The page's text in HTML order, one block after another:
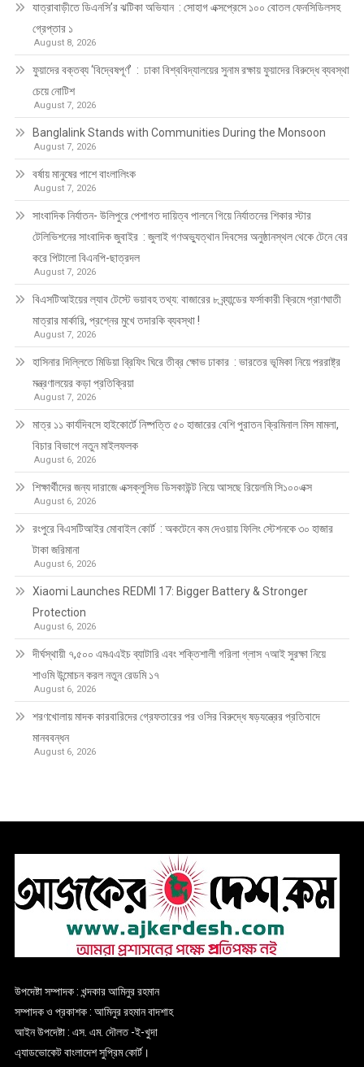
যাত্রাবাড়ীতে ডিএনসি’র ঝটিকা অভিযান : সোহাগ এক্সপ্রেসে ১০০ বোতল ফেনসিডিলসহ
গ্রেপ্তার ১
August 8, 2026
ফুয়াদের বক্তব্য ‘বিদ্বেষপূর্ণ’ : ঢাকা বিশ্ববিদ্যালয়ের সুনাম রক্ষায় ফুয়াদের বিরুদ্ধে ব্যবস্থা
চেয়ে নোটিশ
August 7, 2026
Banglalink Stands with Communities During the Monsoon
August 7, 2026
বর্ষায় মানুষের পাশে বাংলালিংক
August 7, 2026
সাংবাদিক নির্যাতন- উলিপুরে পেশাগত দায়িত্ব পালনে গিয়ে নির্যাতনের শিকার স্টার
টেলিভিশনের সাংবাদিক জুবাইর : জুলাই গণঅভ্যুত্থান দিবসের অনুষ্ঠানস্থল থেকে টেনে বের
করে পিটালো বিএনপি-ছাত্রদল
August 7, 2026
বিএসটিআইয়ের ল্যাব টেস্টে ভয়াবহ তথ্য: বাজারের ৮ ব্র্যান্ডের ফর্সাকারী ক্রিমে প্রাণঘাতী
মাত্রার মার্কারি, প্রশ্নের মুখে তদারকি ব্যবস্থা !
August 7, 2026
হাসিনার দিল্লিতে মিডিয়া ব্রিফিং ঘিরে তীব্র ক্ষোভ ঢাকার : ভারতের ভূমিকা নিয়ে পররাষ্ট্র
মন্ত্রণালয়ের কড়া প্রতিক্রিয়া
August 7, 2026
মাত্র ১১ কার্যদিবসে হাইকোর্টে নিষ্পত্তি ৫০ হাজারের বেশি পুরাতন ক্রিমিনাল মিস মামলা,
বিচার বিভাগে নতুন মাইলফলক
August 6, 2026
শিক্ষার্থীদের জন্য দারাজে এক্সক্লুসিভ ডিসকাউন্ট নিয়ে আসছে রিয়েলমি সি১০০এক্স
August 6, 2026
রংপুরে বিএসটিআইর মোবাইল কোর্ট : অকটেনে কম দেওয়ায় ফিলিং স্টেশনকে ৩০ হাজার
টাকা জরিমানা
August 6, 2026
Xiaomi Launches REDMI 17: Bigger Battery & Stronger
Protection
August 6, 2026
দীর্ঘস্থায়ী ৭,৫০০ এমএএইচ ব্যাটারি এবং শক্তিশালী গরিলা গ্লাস ৭আই সুরক্ষা নিয়ে
শাওমি উন্মোচন করল নতুন রেডমি ১৭
August 6, 2026
শরণখোলায় মাদক কারবারিদের গ্রেফতারের পর ওসির বিরুদ্ধে ষড়যন্ত্রের প্রতিবাদে
মানববন্ধন
August 6, 2026
উপদেষ্টা সম্পাদক : খন্দকার আমিনুর রহমান
সম্পাদক ও প্রকাশক : আমিনুর রহমান বাদশাহ
আইন উপদেষ্টা : এস. এম. দৌলত -ই-খুদা
এ্যাডভোকেট বাংলাদেশ সুপ্রিম কোর্ট।